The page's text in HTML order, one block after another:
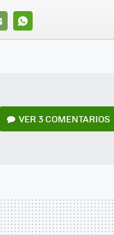
WHATSAPP
VER3 COMENTARIOS